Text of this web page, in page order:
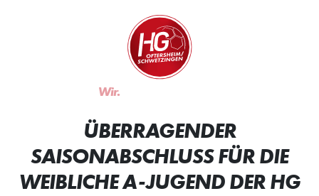
Zur Startseite
Wir.
ÜBERRAGENDER
SAISONABSCHLUSS FÜR DIE
WEIBLICHE A-JUGEND DER HG